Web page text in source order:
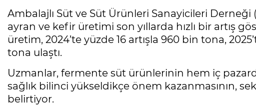
Ambalajlı Süt ve Süt Ürünleri Sanayicileri Derneği
ayran ve kefir üretimi son yıllarda hızlı bir artış
üretim, 2024’te yüzde 16 artışla 960 bin tona,
tona ulaştı.
Uzmanlar, fermente süt ürünlerinin hem iç
sağlık bilinci yükseldikçe önem kazanmasının,
belirtiyor.